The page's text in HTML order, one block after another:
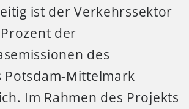
ist der Verkehrssektor
der
des
Potsdam-Mittelmark
Im Rahmen des Projekts